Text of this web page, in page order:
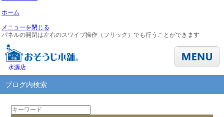
ホーム
メニューを閉じる
パネルの開閉は左右のスワイプ操作（フリック）でも行うことができます
水源店
ブログ内検索